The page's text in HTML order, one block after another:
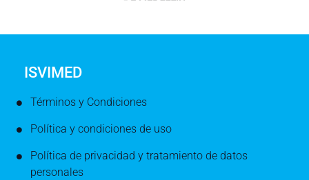
ISVIMED
Términos y Condiciones
Política y condiciones de uso
Política de privacidad y tratamiento de datos
personales